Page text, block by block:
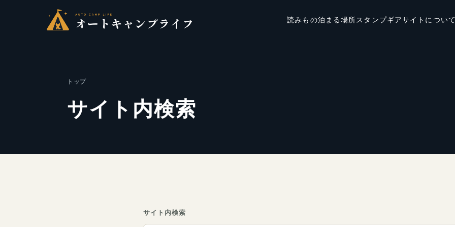
読みもの泊まる場所スタンプギアサイトについ
トップ
サイト内検索
サイト内検索